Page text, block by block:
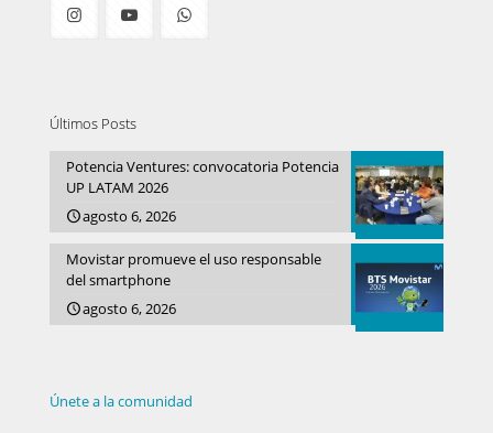
Últimos Posts
Potencia Ventures: convocatoria Potencia
UP LATAM 2026
agosto 6, 2026
Movistar promueve el uso responsable
del smartphone
agosto 6, 2026
Únete a la comunidad